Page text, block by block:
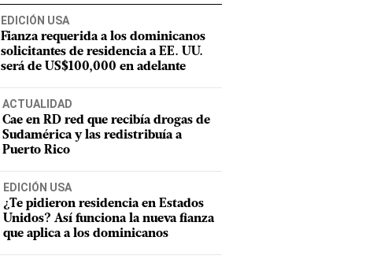
EDICIÓN USA
Fianza requerida a los dominicanos
solicitantes de residencia a EE. UU.
será de US$100,000 en adelante
ACTUALIDAD
Cae en RD red que recibía drogas de
Sudamérica y las redistribuía a
Puerto Rico
EDICIÓN USA
¿Te pidieron residencia en Estados
Unidos? Así funciona la nueva fianza
que aplica a los dominicanos